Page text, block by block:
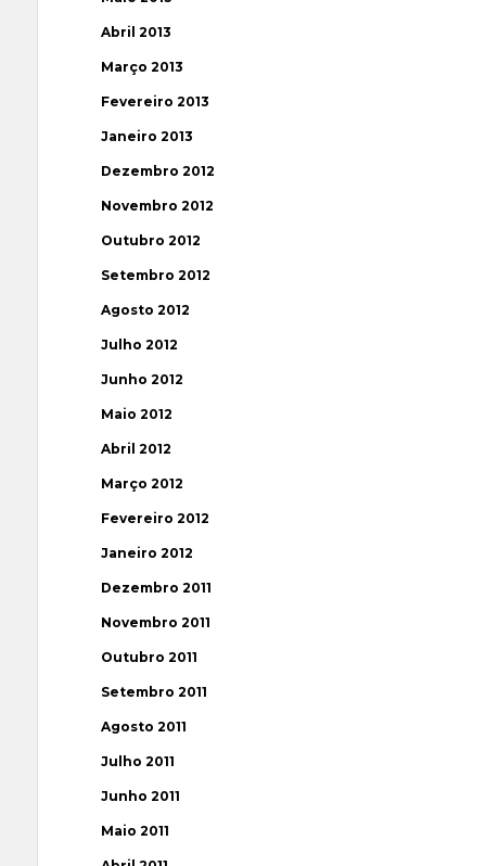
Abril 2013
Março 2013
Fevereiro 2013
Janeiro 2013
Dezembro 2012
Novembro 2012
Outubro 2012
Setembro 2012
Agosto 2012
Julho 2012
Junho 2012
Maio 2012
Abril 2012
Março 2012
Fevereiro 2012
Janeiro 2012
Dezembro 2011
Novembro 2011
Outubro 2011
Setembro 2011
Agosto 2011
Julho 2011
Junho 2011
Maio 2011